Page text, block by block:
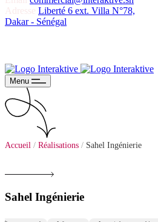
Liberté 6 ext. Villa N°78,
Dakar - Sénégal
Menu
Accueil / Réalisations / Sahel Ingénierie
Sahel Ingénierie